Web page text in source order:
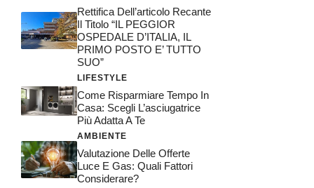
Rettifica Dell’articolo Recante
Il Titolo “IL PEGGIOR
OSPEDALE D’ITALIA, IL
PRIMO POSTO E’ TUTTO
SUO”
LIFESTYLE
Come Risparmiare Tempo In
Casa: Scegli L’asciugatrice
Più Adatta A Te
AMBIENTE
Valutazione Delle Offerte
Luce E Gas: Quali Fattori
Considerare?